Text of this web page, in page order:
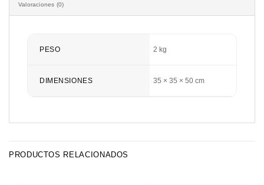
Valoraciones (0)
PESO 2 kg
DIMENSIONES 35 × 35 × 50 cm
PRODUCTOS RELACIONADOS